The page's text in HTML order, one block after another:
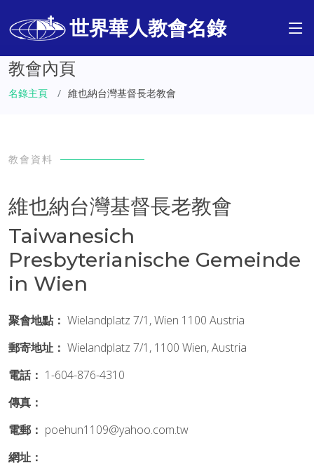
世界華人教會名錄
教會內頁
名錄主頁 維也納台灣基督長老教會
教會資料
維也納台灣基督長老教會
Taiwanesich
Presbyterianische Gemeinde
in Wien
聚會地點： Wielandplatz 7/1, Wien 1100 Austria
郵寄地址： Wielandplatz 7/1, 1100 Wien, Austria
電話： 1-604-876-4310
傳真：
電郵： poehun1109@yahoo.com.tw
網址：